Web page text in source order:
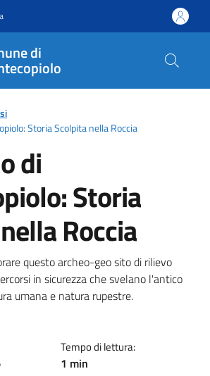
di
Storia Scolpita nella Roccia
di
Storia
Roccia
notizia
questo archeo-geo sito di rilievo
in sicurezza che svelano l'antico
umana e natura rupestre.
Tempo di lettura:
1 min